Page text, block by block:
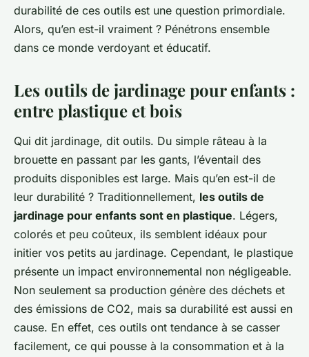
durabilité de ces outils est une question primordiale.
Alors, qu’en est-il vraiment ? Pénétrons ensemble
dans ce monde verdoyant et éducatif.
Les outils de jardinage pour enfants :
entre plastique et bois
Qui dit jardinage, dit outils. Du simple râteau à la
brouette en passant par les gants, l’éventail des
produits disponibles est large. Mais qu’en est-il de
leur durabilité ? Traditionnellement, les outils de
jardinage pour enfants sont en plastique. Légers,
colorés et peu coûteux, ils semblent idéaux pour
initier vos petits au jardinage. Cependant, le plastique
présente un impact environnemental non négligeable.
Non seulement sa production génère des déchets et
des émissions de CO2, mais sa durabilité est aussi en
cause. En effet, ces outils ont tendance à se casser
facilement, ce qui pousse à la consommation et à la